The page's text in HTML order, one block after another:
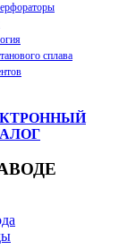
сплава